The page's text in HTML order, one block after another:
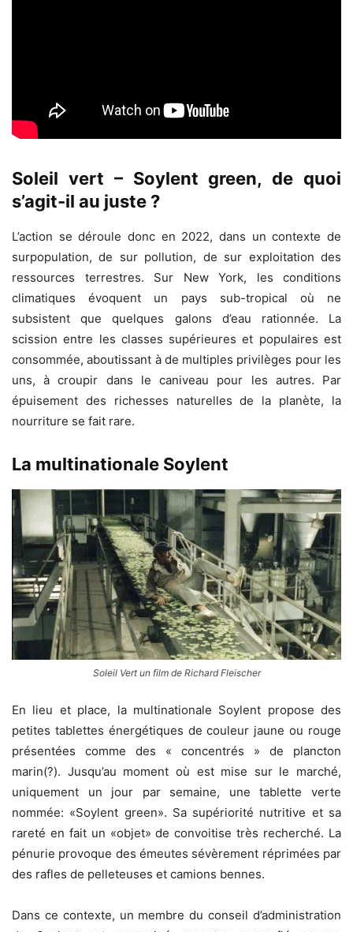
Soleil vert – Soylent green, de quoi
s’agit-il au juste ?
L’action se déroule donc en 2022, dans un contexte de
surpopulation, de sur pollution, de sur exploitation des
ressources terrestres. Sur New York, les conditions
climatiques évoquent un pays sub-tropical où ne
subsistent que quelques galons d’eau rationnée. La
scission entre les classes supérieures et populaires est
consommée, aboutissant à de multiples privilèges pour les
uns, à croupir dans le caniveau pour les autres. Par
épuisement des richesses naturelles de la planète, la
nourriture se fait rare.
La multinationale Soylent
Soleil Vert un film de Richard Fleischer
En lieu et place, la multinationale Soylent propose des
petites tablettes énergétiques de couleur jaune ou rouge
présentées comme des « concentrés » de plancton
marin(?). Jusqu’au moment où est mise sur le marché,
uniquement un jour par semaine, une tablette verte
nommée: «Soylent green». Sa supériorité nutritive et sa
rareté en fait un «objet» de convoitise très recherché. La
pénurie provoque des émeutes sévèrement réprimées par
des rafles de pelleteuses et camions bennes.
Dans ce contexte, un membre du conseil d’administration